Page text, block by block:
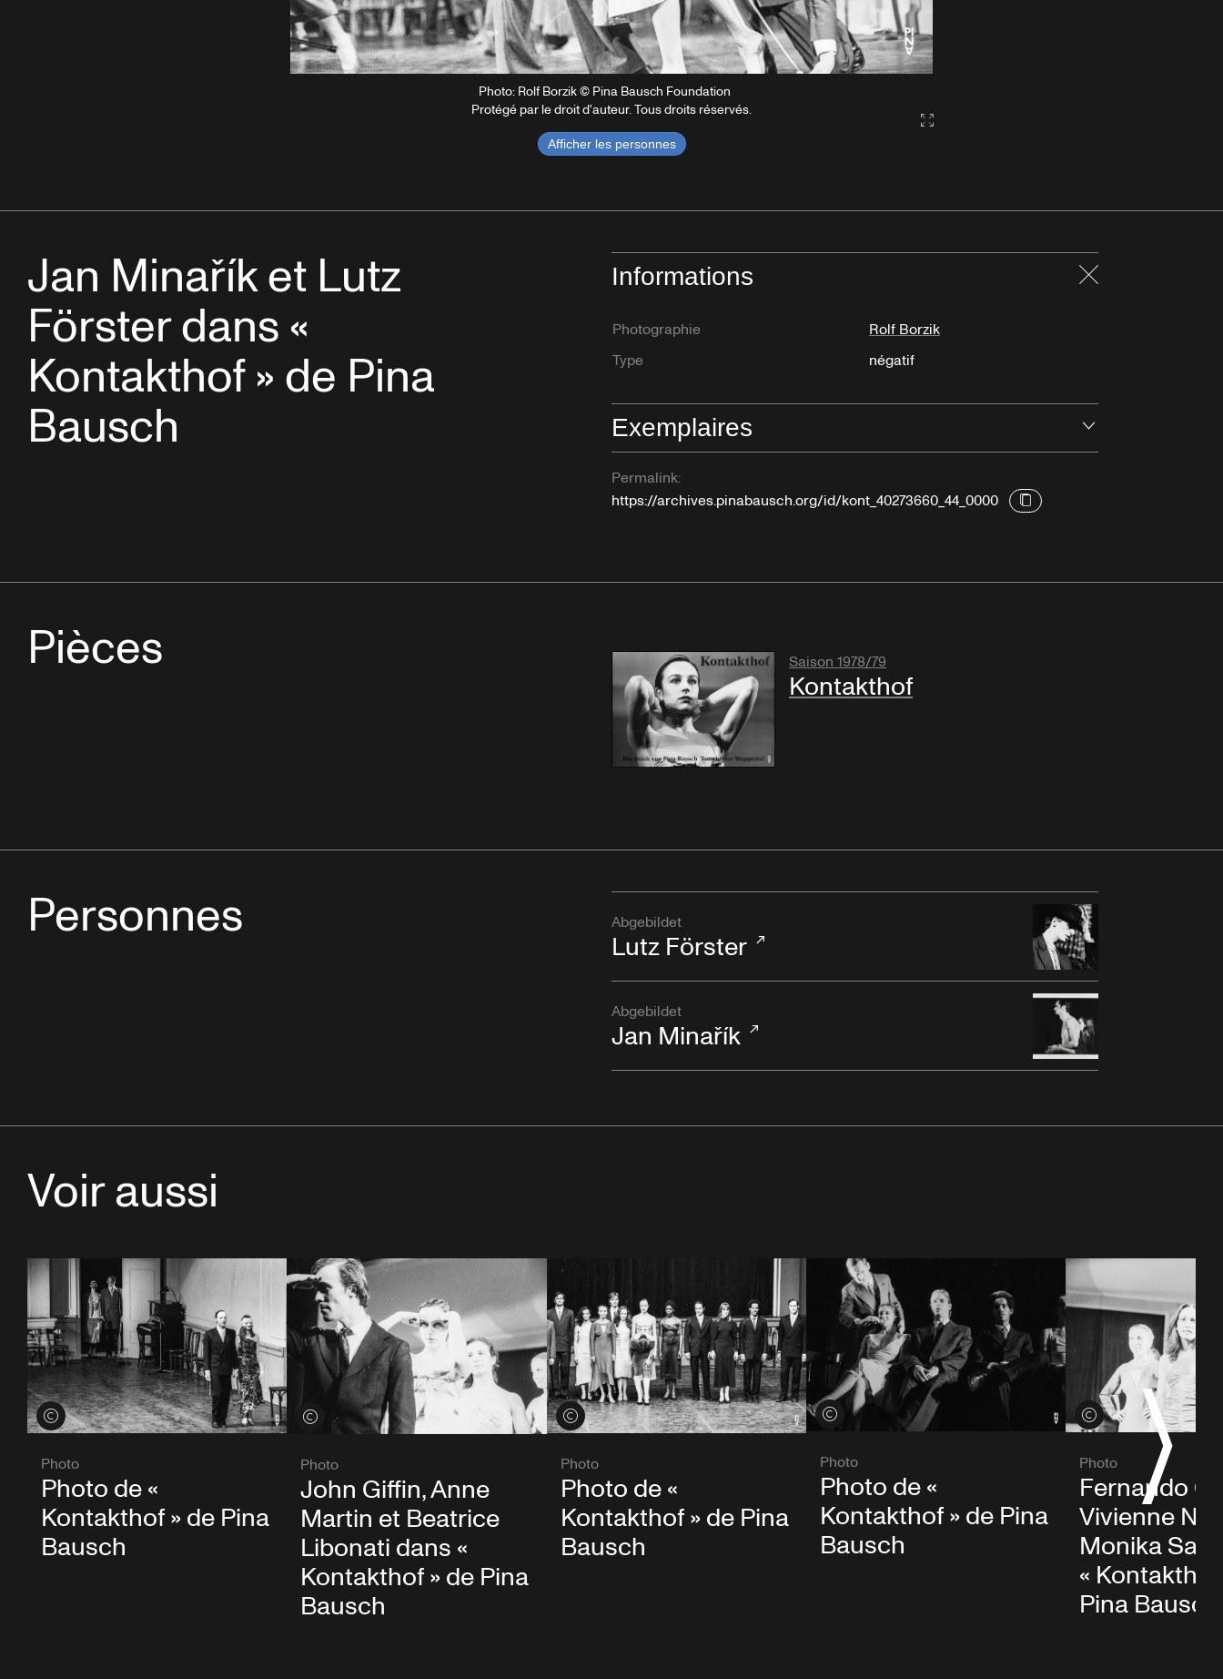
Photo: Rolf Borzik © Pina Bausch Foundation
Protégé par le droit d'auteur. Tous droits réservés.
Afficher les personnes
Gallery2:fullscreen
Jan Minařík et Lutz
Förster dans «
Kontakthof » de Pina
Bausch
Informations
Photographie
Rolf Borzik
Type
négatif
Exemplaires
Permalink:
https://archives.pinabausch.org/id/kont_40273660_44_0000
Pièces Saison 1978/79
Kontakthof
Personnes Abgebildet
Lutz Förster
Abgebildet
Jan Minařík
Voir aussi
Voir les crédits
Photo
Photo de «
Kontakthof » de Pina
Bausch
Voir les crédits
Photo
John Giffin, Anne
Martin et Beatrice
Libonati dans «
Kontakthof » de Pina
Bausch
Voir les crédits
Photo
Photo de «
Kontakthof » de Pina
Bausch
Voir les crédits
Photo
Photo de «
Kontakthof » de Pina
Bausch
Voir les crédits
Photo
Fernando
Vivienne
Monika
«
Pina Bausch